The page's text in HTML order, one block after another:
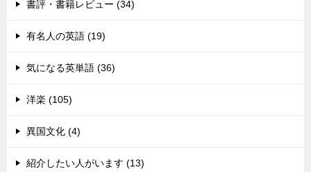
書評・書籍レビュー (34)
有名人の英語 (19)
気になる英単語 (36)
洋楽 (105)
異国文化 (4)
紹介したい人がいます (13)